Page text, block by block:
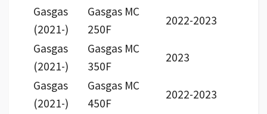
Gasgas
(2021-)
Gasgas MC
250F
2022-2023
Gasgas
(2021-)
Gasgas MC
350F
2023
Gasgas
(2021-)
Gasgas MC
450F
2022-2023